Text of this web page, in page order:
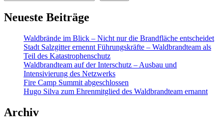
Neueste Beiträge
Waldbrände im Blick – Nicht nur die Brandfläche entscheidet
Stadt Salzgitter ernennt Führungskräfte – Waldbrandteam als
Teil des Katastrophenschutz
Waldbrandteam auf der Interschutz – Ausbau und
Intensivierung des Netzwerks
Fire Camp Summit abgeschlossen
Hugo Silva zum Ehrenmitglied des Waldbrandteam ernannt
Archiv